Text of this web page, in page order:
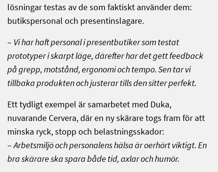
lösningar testas av de som faktiskt använder dem:
butikspersonal och presentinslagare.
– Vi har haft personal i presentbutiker som testat
prototyper i skarpt läge, därefter har det gett feedback
på grepp, motstånd, ergonomi och tempo. Sen tar vi
tillbaka produkten och justerar tills den sitter perfekt.
Ett tydligt exempel är samarbetet med Duka,
nuvarande Cervera, där en ny skärare togs fram för att
minska ryck, stopp och belastningsskador:
–Arbetsmiljö och personalens hälsa är oerhört viktigt. En
bra skärare ska spara både tid, axlar och humör.